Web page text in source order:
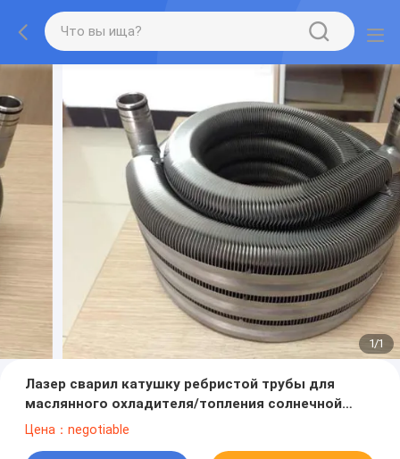
1/1
Лазер сварил катушку ребристой трубы для
маслянного охладителя/топления солнечной
системы/воды
Цена：negotiable